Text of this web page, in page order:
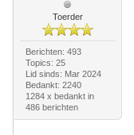
Toerder
Berichten: 493
Topics: 25
Lid sinds: Mar 2024
Bedankt: 2240
1284 x bedankt in
486 berichten